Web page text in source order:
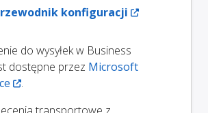
konfiguracji
do wysyłek w Business
dostępne przez Microsoft
.